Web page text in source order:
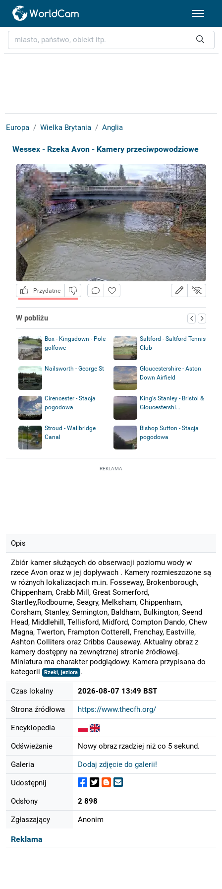
Europa Wielka Brytania Anglia
Wessex - Rzeka Avon - Kamery przeciwpowodziowe
Przydatne
W pobliżu
Box - Kingsdown - Pole
golfowe
Saltford - Saltford Tennis
Club
Nailsworth - George St
Gloucestershire - Aston
Down Airfield
Cirencester - Stacja
pogodowa
King's Stanley - Bristol &
Gloucestershi...
Stroud - Wallbridge
Canal
Bishop Sutton - Stacja
pogodowa
REKLAMA
Opis
Zbiór kamer służących do obserwacji poziomu wody w
rzece Avon oraz w jej dopływach . Kamery rozmieszczone są
w różnych lokalizacjach m.in. Fosseway, Brokenborough,
Chippenham, Crabb Mill, Great Somerford,
Startley,Rodbourne, Seagry, Melksham, Chippenham,
Corsham, Stanley, Semington, Baldham, Bulkington, Seend
Head, Middlehill, Tellisford, Midford, Compton Dando, Chew
Magna, Twerton, Frampton Cotterell, Frenchay, Eastville,
Ashton Colliters oraz Cribbs Causeway. Aktualny obraz z
kamery dostępny na zewnętrznej stronie źródłowej.
Miniatura ma charakter podglądowy. Kamera przypisana do
kategorii
Rzeki, jeziora .
Czas lokalny 2026-08-07 13:49 BST
Strona źródłowa https://www.thecfh.org/
Encyklopedia
Odświeżanie Nowy obraz rzadziej niż co 5 sekund.
Galeria Dodaj zdjęcie do galerii!
Udostępnij
Odsłony 2 898
Zgłaszający Anonim
Reklama